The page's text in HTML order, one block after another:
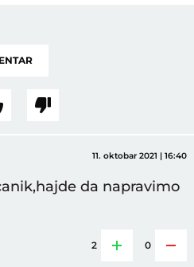
11. oktobar 2021 | 16:40
da napravimo
2 0